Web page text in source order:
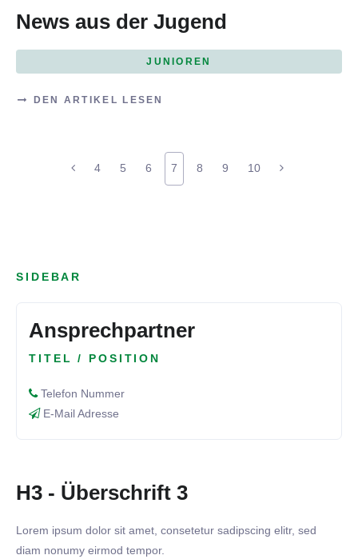
News aus der Jugend
JUNIOREN
DEN ARTIKEL LESEN
4 5 6 7 8 9 10
SIDEBAR
Ansprechpartner
TITEL / POSITION
Telefon Nummer
E-Mail Adresse
H3 - Überschrift 3
Lorem ipsum dolor sit amet, consetetur sadipscing elitr, sed
diam nonumy eirmod tempor.